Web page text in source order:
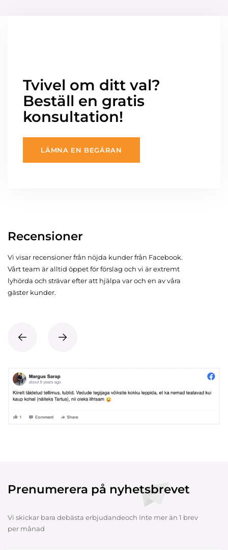
Tvivel om ditt val?
Beställ en gratis
konsultation!
LÄMNA EN BEGÄRAN
Recensioner
Vi visar recensioner från nöjda kunder från Facebook.
Vårt team är alltid öppet för förslag och vi är extremt
lyhörda och strävar efter att hjälpa var och en av våra
gäster kunder.
Prenumerera på nyhetsbrevet
Vi skickar bara debästa erbjudandeoch Inte mer än 1 brev
per månad